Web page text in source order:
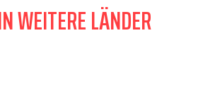
WEITERE LÄNDER